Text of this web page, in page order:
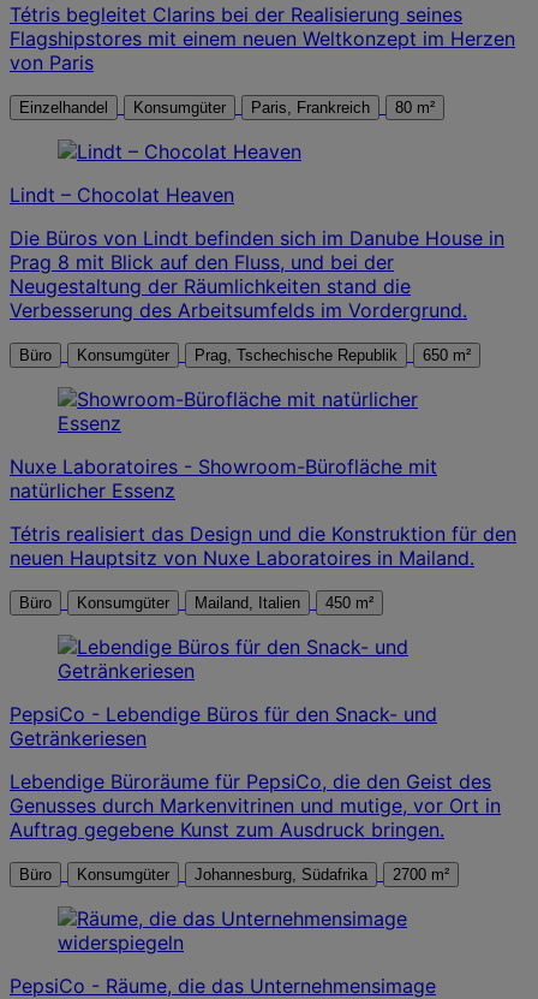
Tétris begleitet Clarins bei der Realisierung seines
Flagshipstores mit einem neuen Weltkonzept im Herzen
von Paris
Einzelhandel Konsumgüter Paris, Frankreich 80 m²
Lindt – Chocolat Heaven
Die Büros von Lindt befinden sich im Danube House in
Prag 8 mit Blick auf den Fluss, und bei der
Neugestaltung der Räumlichkeiten stand die
Verbesserung des Arbeitsumfelds im Vordergrund.
Büro Konsumgüter Prag, Tschechische Republik 650 m²
Nuxe Laboratoires - Showroom-Bürofläche mit
natürlicher Essenz
Tétris realisiert das Design und die Konstruktion für den
neuen Hauptsitz von Nuxe Laboratoires in Mailand.
Büro Konsumgüter Mailand, Italien 450 m²
PepsiCo - Lebendige Büros für den Snack- und
Getränkeriesen
Lebendige Büroräume für PepsiCo, die den Geist des
Genusses durch Markenvitrinen und mutige, vor Ort in
Auftrag gegebene Kunst zum Ausdruck bringen.
Büro Konsumgüter Johannesburg, Südafrika 2700 m²
PepsiCo - Räume, die das Unternehmensimage